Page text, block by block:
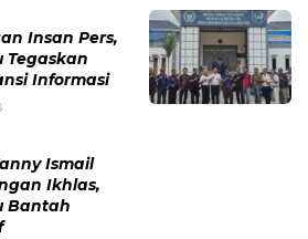
Insan Pers,
Tegaskan
Informasi
Ismail
Ikhlas,
Bantah